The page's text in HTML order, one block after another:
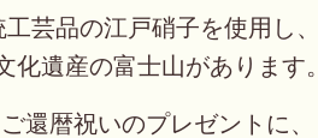
芸品の江戸硝子を使用し、
化遺産の富士山があります。
還暦祝いのプレゼントに、